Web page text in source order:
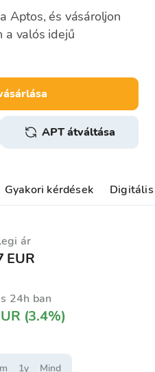
Aptos, és vásároljon
a valós idejű
vásárlása
APT átváltása
Gyakori kérdések Digitális
ár
EUR
24h ban
(3.4%)
m 1y Mind